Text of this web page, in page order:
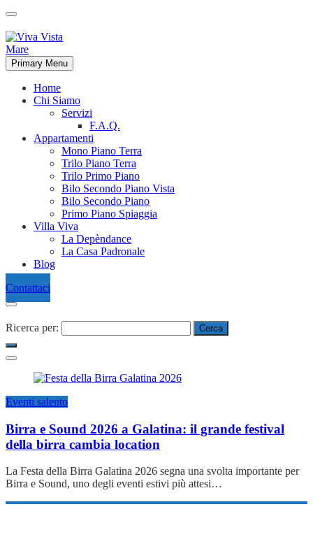
Primary Menu
Home
Chi Siamo
Servizi
F.A.Q.
Appartamenti
Mono Piano Terra
Trilo Piano Terra
Trilo Primo Piano
Bilo Secondo Piano Vista
Bilo Secondo Piano
Primo Piano Spiaggia
Villa Viva
La Depèndance
La Casa Padronale
Blog
Contattaci
Ricerca per:
Eventi salento
Birra e Sound 2026 a Galatina: il grande festival
della birra cambia location
La Festa della Birra Galatina 2026 segna una svolta importante per
Birra e Sound, uno degli eventi estivi più attesi…